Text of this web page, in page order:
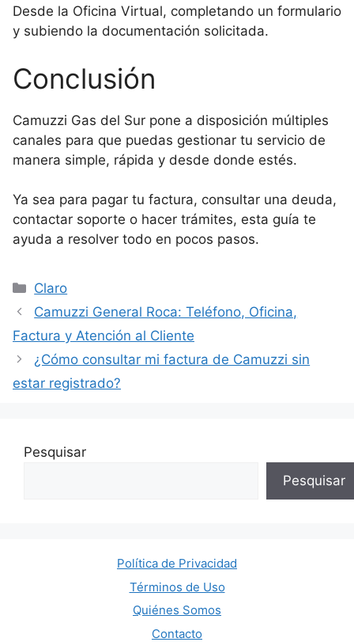
Desde la Oficina Virtual, completando un formulario
y subiendo la documentación solicitada.
Conclusión
Camuzzi Gas del Sur pone a disposición múltiples
canales para que puedas gestionar tu servicio de
manera simple, rápida y desde donde estés.
Ya sea para pagar tu factura, consultar una deuda,
contactar soporte o hacer trámites, esta guía te
ayuda a resolver todo en pocos pasos.
Categorías
Claro
Camuzzi General Roca: Teléfono, Oficina,
Factura y Atención al Cliente
¿Cómo consultar mi factura de Camuzzi sin
estar registrado?
Pesquisar
Pesquisar
Política de Privacidad
Términos de Uso
Quiénes Somos
Contacto